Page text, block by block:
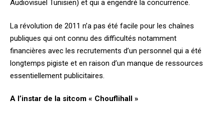
Audiovisuel Tunisien) et qui a engendré la concurrence.
La révolution de 2011 n’a pas été facile pour les chaînes
publiques qui ont connu des difficultés notamment
financières avec les recrutements d’un personnel qui a été
longtemps pigiste et en raison d’un manque de ressources
essentiellement publicitaires.
A l’instar de la sitcom « Chouflihall »